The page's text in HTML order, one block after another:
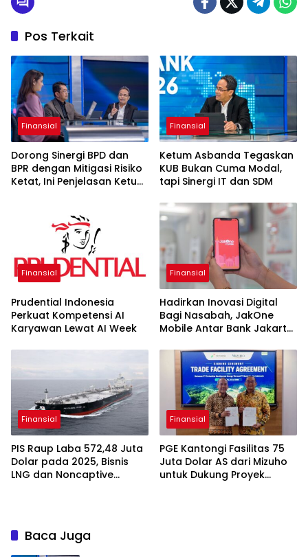
Pos Terkait
Finansial
Dorong Sinergi BPD dan
BPR dengan Mitigasi Risiko
Ketat, Ini Penjelasan Ketum
Finansial
Ketum Asbanda Tegaskan
KUB Bukan Cuma Modal,
tapi Sinergi IT dan SDM
Finansial
Prudential Indonesia
Perkuat Kompetensi AI
Karyawan Lewat AI Week
Finansial
Hadirkan Inovasi Digital
Bagi Nasabah, JakOne
Mobile Antar Bank Jakarta
Excellence Awards 2026
Finansial
PIS Raup Laba 572,48 Juta
Dolar pada 2025, Bisnis
LNG dan Noncaptive
Finansial
PGE Kantongi Fasilitas 75
Juta Dolar AS dari Mizuho
untuk Dukung Proyek
Baca Juga